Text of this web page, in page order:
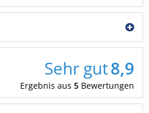
Sehr gut8,9
Ergebnis aus 5 Bewertungen